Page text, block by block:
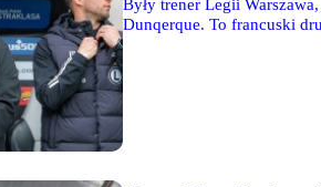
Były trener Legii
Dunqerque. To francuski